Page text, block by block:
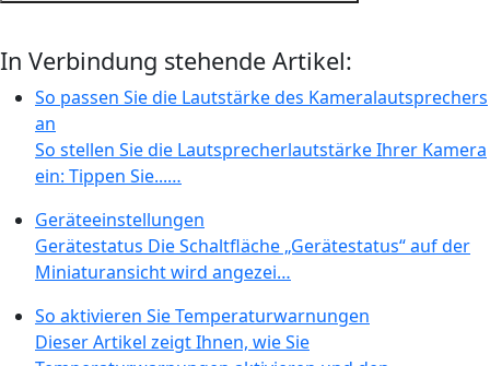
In Verbindung stehende Artikel:
So passen Sie die Lautstärke des Kameralautsprechers
an
So stellen Sie die Lautsprecherlautstärke Ihrer Kamera
ein: Tippen Sie...…
Geräteeinstellungen
Gerätestatus Die Schaltfläche „Gerätestatus“ auf der
Miniaturansicht wird angezei…
So aktivieren Sie Temperaturwarnungen
Dieser Artikel zeigt Ihnen, wie Sie